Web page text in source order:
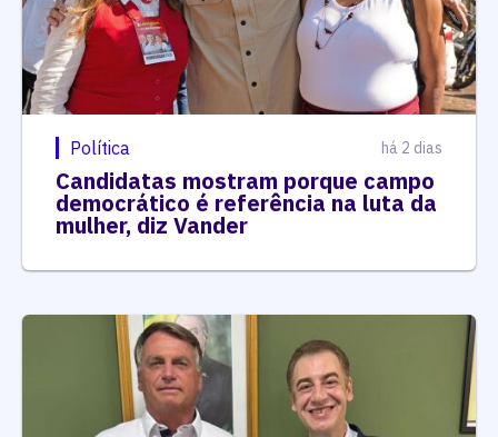
Política há 2 dias
Candidatas mostram porque campo
democrático é referência na luta da
mulher, diz Vander